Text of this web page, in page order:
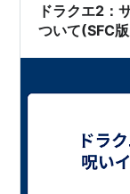
ットバット*1(
に最後の力で呪
ドラクエ2：
ついて(SFC